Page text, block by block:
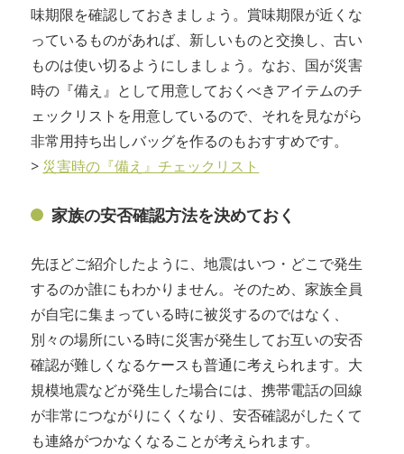
味期限を確認しておきましょう。賞味期限が近くな
っているものがあれば、新しいものと交換し、古い
ものは使い切るようにしましょう。なお、国が災害
時の『備え』として用意しておくべきアイテムのチ
ェックリストを用意しているので、それを見ながら
非常用持ち出しバッグを作るのもおすすめです。
> 災害時の『備え』チェックリスト
家族の安否確認方法を決めておく
先ほどご紹介したように、地震はいつ・どこで発生
するのか誰にもわかりません。そのため、家族全員
が自宅に集まっている時に被災するのではなく、
別々の場所にいる時に災害が発生してお互いの安否
確認が難しくなるケースも普通に考えられます。大
規模地震などが発生した場合には、携帯電話の回線
が非常につながりにくくなり、安否確認がしたくて
も連絡がつかなくなることが考えられます。